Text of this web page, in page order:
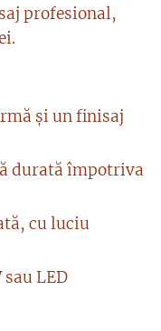
profesional,
și un finisaj
durată împotriva
cu luciu
LED